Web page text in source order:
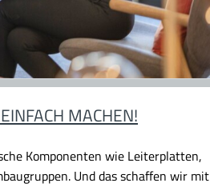
MACHEN!
Komponenten wie Leiterplatten,
Und das schaffen wir mit